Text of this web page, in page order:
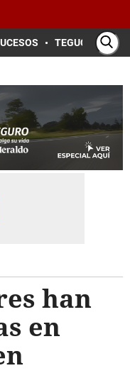
TEGUCIGALPA
han
en